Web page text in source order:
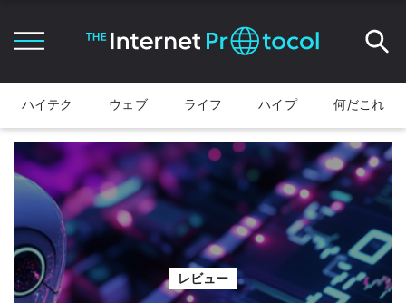
ハイテク ウェブ ライフ ハイプ 何だこれ
レビュー